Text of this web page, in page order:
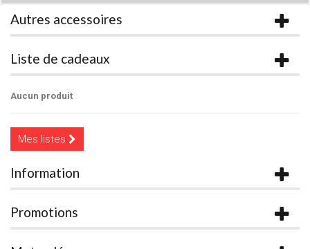
Autres accessoires
Liste de cadeaux
Aucun produit
Mes listes
Information
Promotions